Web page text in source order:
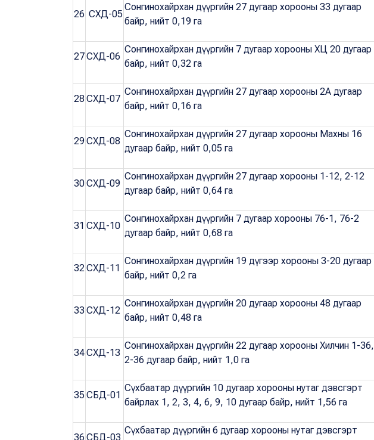
26 СХД-05
Сонгинохайрхан дүүргийн 27 дугаар хорооны 33 дугаар
байр, нийт 0,19 га
27СХД-06
Сонгинохайрхан дүүргийн 7 дугаар хорооны ХЦ 20 дугаар
байр, нийт 0,32 га
28 СХД-07
Сонгинохайрхан дүүргийн 27 дугаар хорооны 2А дугаар
байр, нийт 0,16 га
29СХД-08
Сонгинохайрхан дүүргийн 27 дугаар хорооны Махны 16
дугаар байр, нийт 0,05 га
30СХД-09
Сонгинохайрхан дүүргийн 27 дугаар хорооны 1-12, 2-12
дугаар байр, нийт 0,64 га
31 СХД-10
Сонгинохайрхан дүүргийн 7 дугаар хорооны 76-1, 76-2
дугаар байр, нийт 0,68 га
32 СХД-11
Сонгинохайрхан дүүргийн 19 дүгээр хорооны 3-20 дугаар
байр, нийт 0,2 га
33СХД-12
Сонгинохайрхан дүүргийн 20 дугаар хорооны 48 дугаар
байр, нийт 0,48 га
34СХД-13
Сонгинохайрхан дүүргийн 22 дугаар хорооны Хилчин 1-36,
2-36 дугаар байр, нийт 1,0 га
35 СБД-01
Сүхбаатар дүүргийн 10 дугаар хорооны нутаг дэвсгэрт
байрлах 1, 2, 3, 4, 6, 9, 10 дугаар байр, нийт 1,56 га
36 СБД-03
Сүхбаатар дүүргийн 6 дугаар хорооны нутаг дэвсгэрт